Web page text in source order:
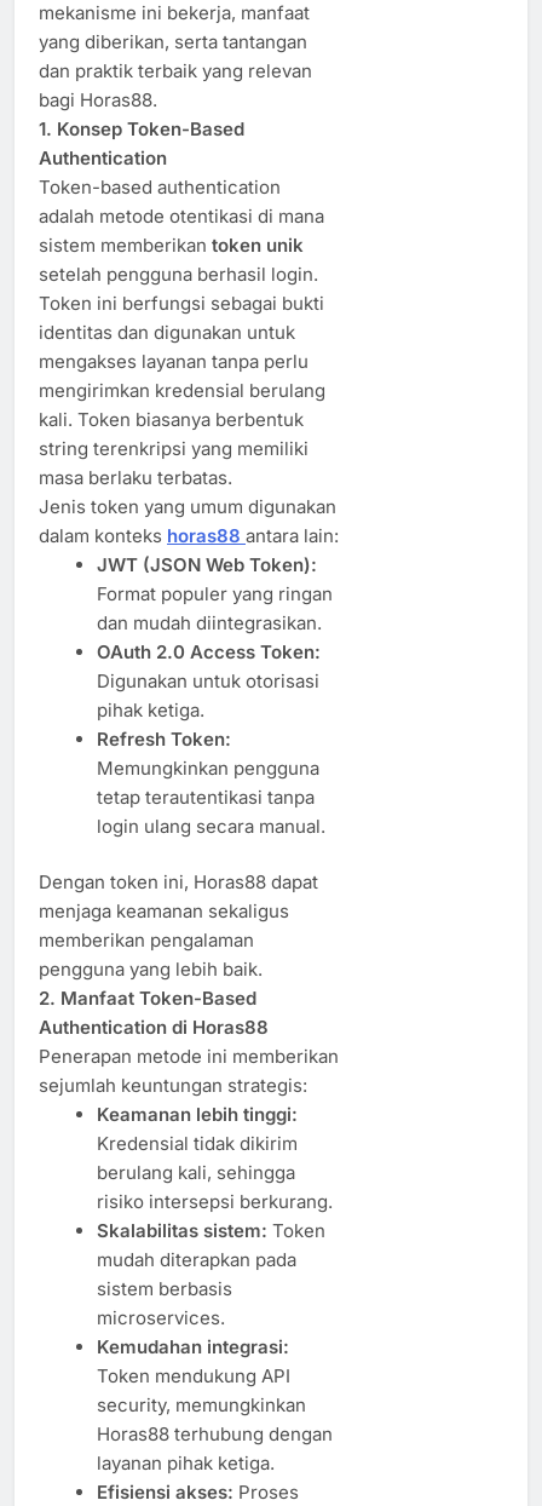
mekanisme ini bekerja, manfaat
yang diberikan, serta tantangan
dan praktik terbaik yang relevan
bagi Horas88.
1. Konsep Token-Based
Authentication
Token-based authentication
adalah metode otentikasi di mana
sistem memberikan token unik
setelah pengguna berhasil login.
Token ini berfungsi sebagai bukti
identitas dan digunakan untuk
mengakses layanan tanpa perlu
mengirimkan kredensial berulang
kali. Token biasanya berbentuk
string terenkripsi yang memiliki
masa berlaku terbatas.
Jenis token yang umum digunakan
dalam konteks horas88 antara lain:
JWT (JSON Web Token):
Format populer yang ringan
dan mudah diintegrasikan.
OAuth 2.0 Access Token:
Digunakan untuk otorisasi
pihak ketiga.
Refresh Token:
Memungkinkan pengguna
tetap terautentikasi tanpa
login ulang secara manual.
Dengan token ini, Horas88 dapat
menjaga keamanan sekaligus
memberikan pengalaman
pengguna yang lebih baik.
2. Manfaat Token-Based
Authentication di Horas88
Penerapan metode ini memberikan
sejumlah keuntungan strategis:
Keamanan lebih tinggi:
Kredensial tidak dikirim
berulang kali, sehingga
risiko intersepsi berkurang.
Skalabilitas sistem: Token
mudah diterapkan pada
sistem berbasis
microservices.
Kemudahan integrasi:
Token mendukung API
security, memungkinkan
Horas88 terhubung dengan
layanan pihak ketiga.
Efisiensi akses: Proses